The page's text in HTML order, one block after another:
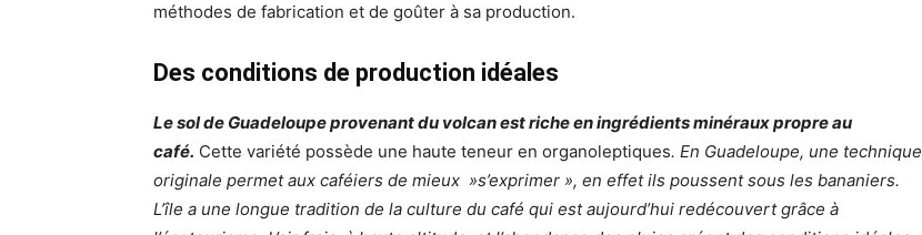
méthodes de fabrication et de goûter à sa production.
Des conditions de production idéales
Le sol de Guadeloupe provenant du volcan est riche en ingrédients minéraux propre au
café. Cette variété possède une haute teneur en organoleptiques. En Guadeloupe, une technique
originale permet aux caféiers de mieux »s’exprimer », en effet ils poussent sous les bananiers.
L’île a une longue tradition de la culture du café qui est aujourd’hui redécouvert grâce à